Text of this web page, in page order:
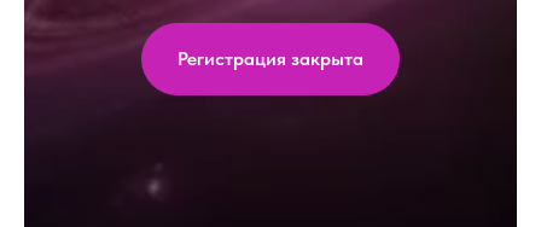
Регистрация закрыта